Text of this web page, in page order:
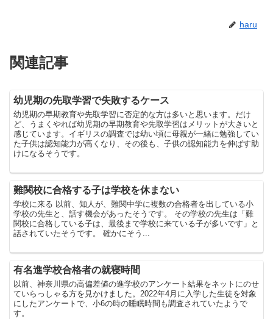
haru
関連記事
幼児期の先取学習で失敗するケース
幼児期の早期教育や先取学習に否定的な方は多いと思います。だけ
ど、うまくやれば幼児期の早期教育や先取学習はメリットが大きいと
感じています。イギリスの調査では幼い頃に母親が一緒に勉強してい
た子供は認知能力が高くなり、その後も、子供の認知能力を伸ばす助
けになるそうです。
難関校に合格する子は学校を休まない
学校に来る 以前、知人が、難関中学に複数の合格者を出している小
学校の先生と、話す機会があったそうです。 その学校の先生は「難
関校に合格している子は、最後まで学校に来ている子が多いです」と
話されていたそうです。 確かにそう...
有名進学校合格者の就寝時間
以前、神奈川県の高偏差値の進学校のアンケート結果をネットにのせ
ていらっしゃる方を見かけました。2022年4月に入学した生徒を対象
にしたアンケートで、小6の時の睡眠時間も調査されていたようで
す。